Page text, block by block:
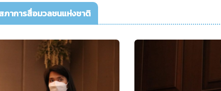
ภาการสื่อมวลชนแห่งชาติ